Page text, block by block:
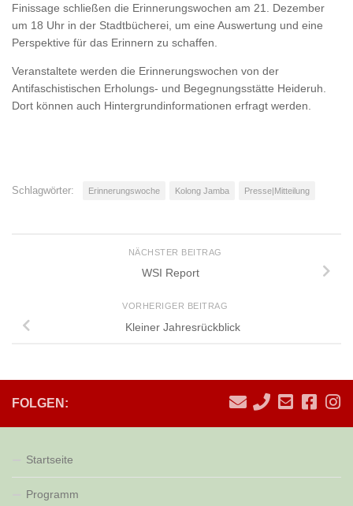
Finissage schließen die Erinnerungswochen am 21. Dezember
um 18 Uhr in der Stadtbücherei, um eine Auswertung und eine
Perspektive für das Erinnern zu schaffen.
Veranstaltete werden die Erinnerungswochen von der
Antifaschistischen Erholungs- und Begegnungsstätte Heideruh.
Dort können auch Hintergrundinformationen erfragt werden.
Schlagwörter: Erinnerungswoche Kolong Jamba Presse|Mitteilung
NÄCHSTER BEITRAG
WSI Report
VORHERIGER BEITRAG
Kleiner Jahresrückblick
FOLGEN:
Startseite
Programm